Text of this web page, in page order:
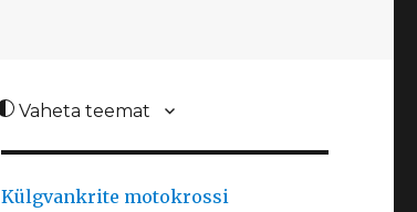
Vaheta teemat
Külgvankrite motokrossi